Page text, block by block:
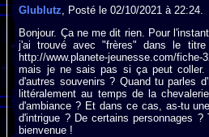
Glublutz , Posté le 02/10/2021 à 22:24.
Bonjour. Ça ne me dit rien. Pour
j'ai trouvé avec "frères" dans le
http://www.planete-jeunesse.com/
mais je ne sais pas si ça peut coller.
d'autres souvenirs ? Quand tu parles
littéralement au temps de la
d'ambiance ? Et dans ce cas, as-tu
d'intrigue ? De certains personnages ?
bienvenue !